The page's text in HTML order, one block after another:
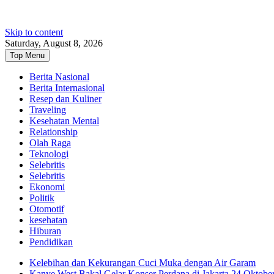
Skip to content
Saturday, August 8, 2026
Top Menu
Berita Nasional
Berita Internasional
Resep dan Kuliner
Traveling
Kesehatan Mental
Relationship
Olah Raga
Teknologi
Selebritis
Selebritis
Ekonomi
Politik
Otomotif
kesehatan
Hiburan
Pendidikan
Kelebihan dan Kekurangan Cuci Muka dengan Air Garam